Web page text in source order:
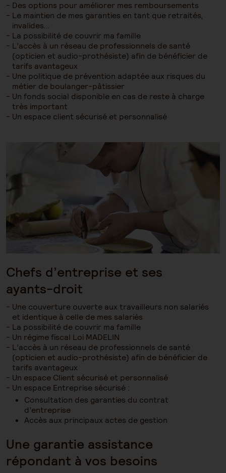
Des options pour améliorer mes remboursements
Le maintien de mes garanties en tant que retraités,
invalides…
La possibilité de couvrir ma famille
L’accès à un réseau de professionnels de santé
(opticien et audio-prothésiste) afin de bénéficier de
tarifs avantageux
Une politique de prévention adaptée aux risques du
métier de boulanger-pâtissier
Un fonds social disponible en cas de reste à charge
très important
Un espace client sécurisé et personnalisé
Chefs d’entreprise et ses
ayants-droit
Une couverture ouverte aux travailleurs non salariés
et identique à celle de mes salariés
La possibilité de couvrir ma famille
Un régime fiscal Loi MADELIN
L’accès à un réseau de professionnels de santé
(opticien et audio-prothésiste) afin de bénéficier de
tarifs avantageux
Un espace Client sécurisé et personnalisé
Un espace Entreprise sécurisé :
Consultation des garanties du contrat
d’entreprise
Accès aux principaux actes de gestion
Une garantie assistance
répondant à vos besoins